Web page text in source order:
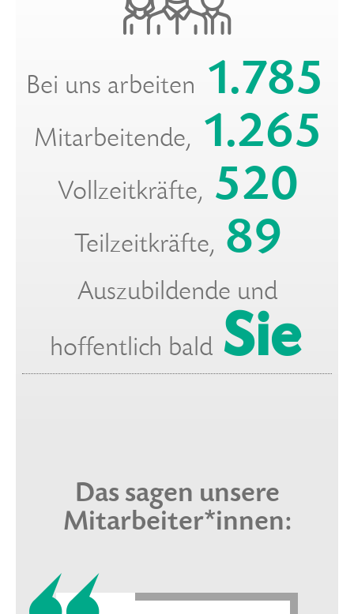
Bei uns arbeiten 1.785
Mitarbeitende, 1.265
Vollzeitkräfte, 520
Teilzeitkräfte, 89
Auszubildende und
hoffentlich bald Sie
Das sagen unsere
Mitarbeiter*innen: